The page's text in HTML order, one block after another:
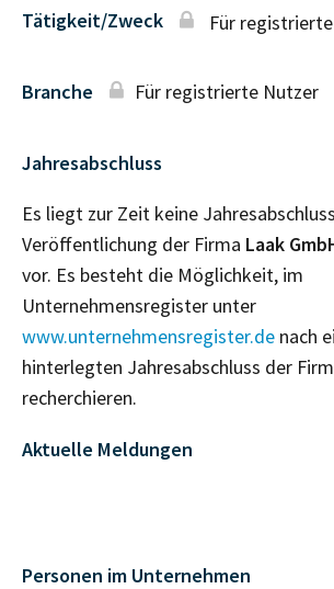
Tätigkeit/Zweck Für
Branche Für registrierte Nutzer
Jahresabschluss
Es liegt zur Zeit keine
Veröffentlichung der Firma Laak
vor. Es besteht die Möglichkeit, im
Unternehmensregister unter
www.unternehmensregister.de nach
hinterlegten Jahresabschluss der
recherchieren.
Aktuelle Meldungen
Personen im Unternehmen